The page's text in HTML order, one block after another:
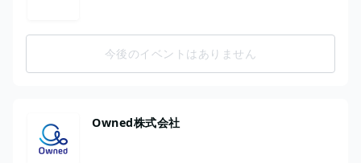
今後のイベントはありません
Owned株式会社